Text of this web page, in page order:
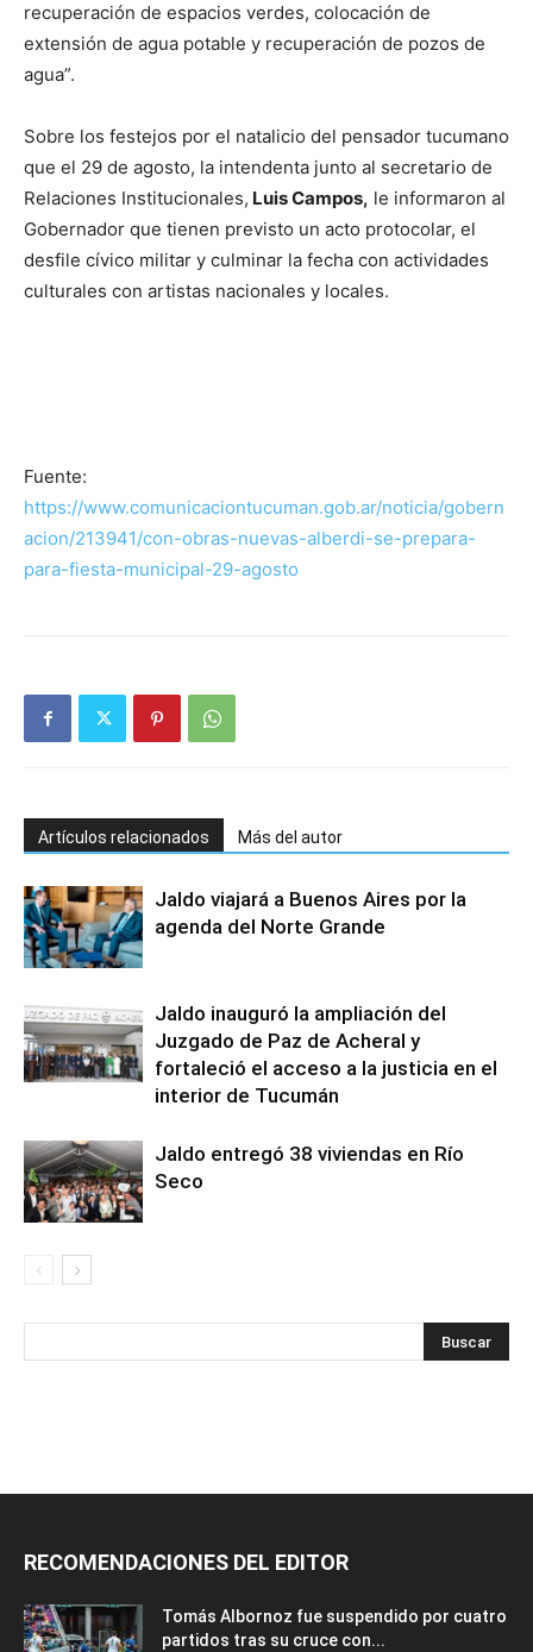
recuperación de espacios verdes, colocación de
extensión de agua potable y recuperación de pozos de
agua”.
Sobre los festejos por el natalicio del pensador tucumano
que el 29 de agosto, la intendenta junto al secretario de
Relaciones Institucionales, Luis Campos, le informaron al
Gobernador que tienen previsto un acto protocolar, el
desfile cívico militar y culminar la fecha con actividades
culturales con artistas nacionales y locales.
Fuente:
https://www.comunicaciontucuman.gob.ar/noticia/gobern
acion/213941/con-obras-nuevas-alberdi-se-prepara-
para-fiesta-municipal-29-agosto
Artículos relacionados Más del autor
Jaldo viajará a Buenos Aires por la
agenda del Norte Grande
Jaldo inauguró la ampliación del
Juzgado de Paz de Acheral y
fortaleció el acceso a la justicia en el
interior de Tucumán
Jaldo entregó 38 viviendas en Río
Seco
RECOMENDACIONES DEL EDITOR
Tomás Albornoz fue suspendido por cuatro
partidos tras su cruce con...